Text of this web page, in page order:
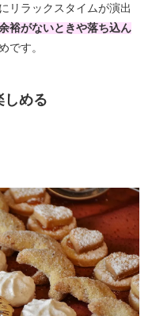
リラックスタイムが演出
裕がないときや落ち込ん
です。
しめる